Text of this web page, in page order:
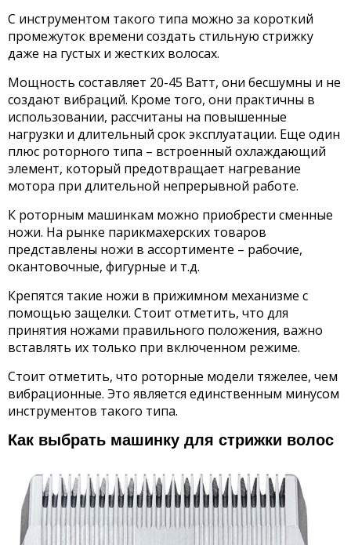
С инструментом такого типа можно за короткий
промежуток времени создать стильную стрижку
даже на густых и жестких волосах.
Мощность составляет 20-45 Ватт, они бесшумны и не
создают вибраций. Кроме того, они практичны в
использовании, рассчитаны на повышенные
нагрузки и длительный срок эксплуатации. Еще один
плюс роторного типа – встроенный охлаждающий
элемент, который предотвращает нагревание
мотора при длительной непрерывной работе.
К роторным машинкам можно приобрести сменные
ножи. На рынке парикмахерских товаров
представлены ножи в ассортименте – рабочие,
окантовочные, фигурные и т.д.
Крепятся такие ножи в прижимном механизме с
помощью защелки. Стоит отметить, что для
принятия ножами правильного положения, важно
вставлять их только при включенном режиме.
Стоит отметить, что роторные модели тяжелее, чем
вибрационные. Это является единственным минусом
инструментов такого типа.
Как выбрать машинку для стрижки волос